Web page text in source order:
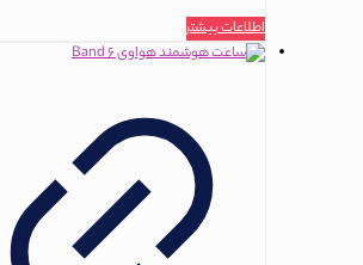
اطلاعات بیشتر